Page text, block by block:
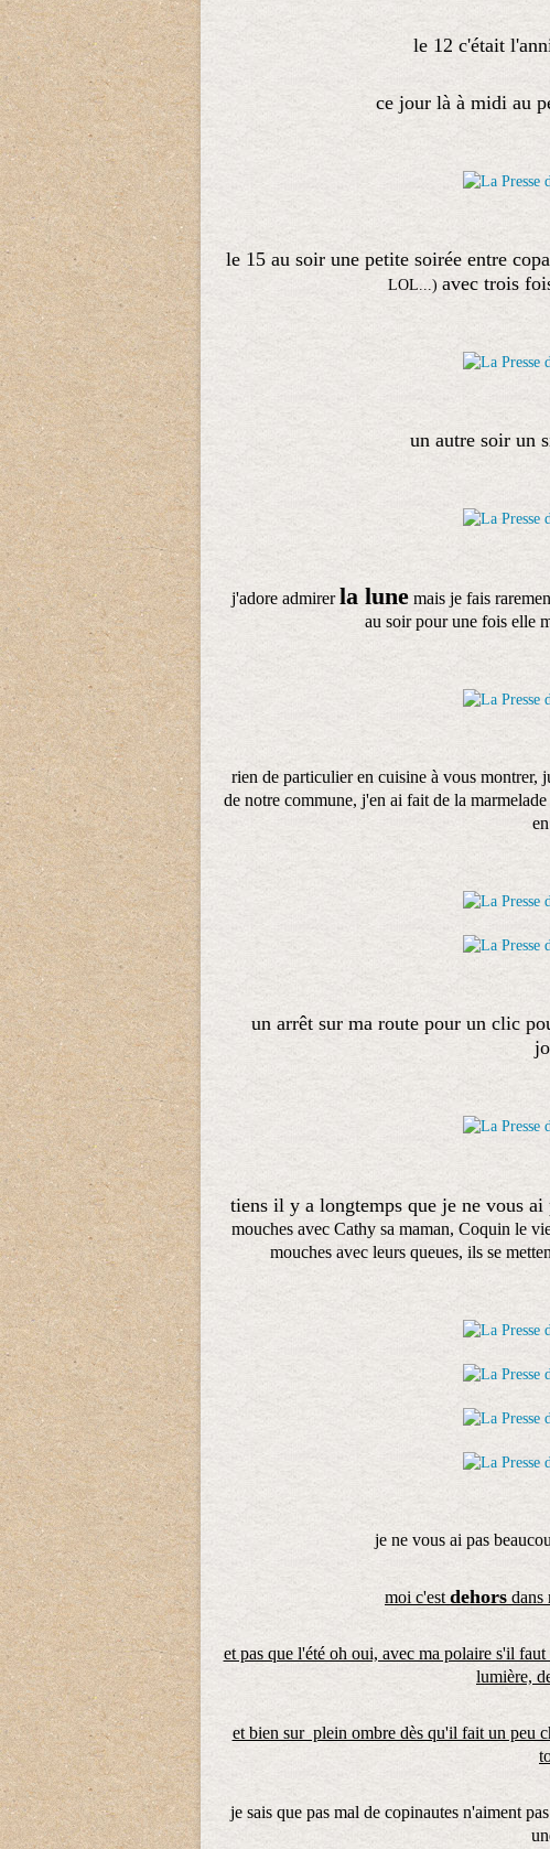
le 12 c'était
ce jour là à midi au
le 15 au soir une petite soirée entre
LOL...) avec trois
un autre soir un
j'adore admirerla lune mais je fais
au soir pour une fois elle
rien de particulier en cuisine à vous montrer,
de notre commune, j'en ai fait de la
un arrêt sur ma route pour un clic
tiens il y a longtemps que je ne vous ai
mouches avec Cathy sa maman, Coquin le
mouches avec leurs queues, ils se
je ne vous ai pas
moi c'est dehors dans
et pas que l'été oh oui, avec ma polaire s'il
lumière,
et bien sur plein ombre dès qu'il fait un peu
je sais que pas mal de copinautes n'aiment